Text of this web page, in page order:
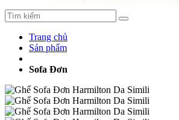
Trang chủ
Sản phẩm
Sofa Đơn